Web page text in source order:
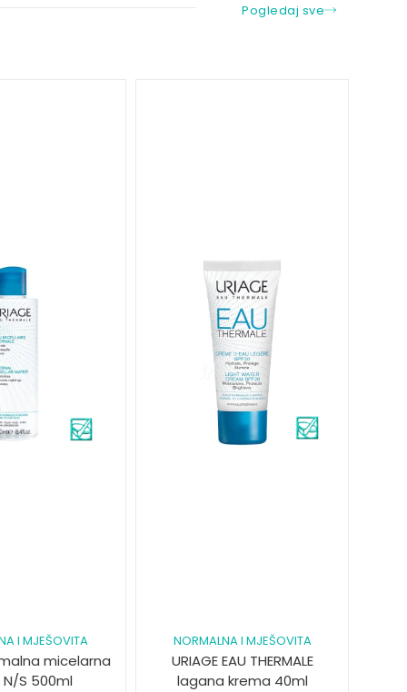
Pogledaj sve
I MJEŠOVITA
micelarna
S 500ml
NORMALNA I MJEŠOVITA
URIAGE EAU THERMALE
lagana krema 40ml